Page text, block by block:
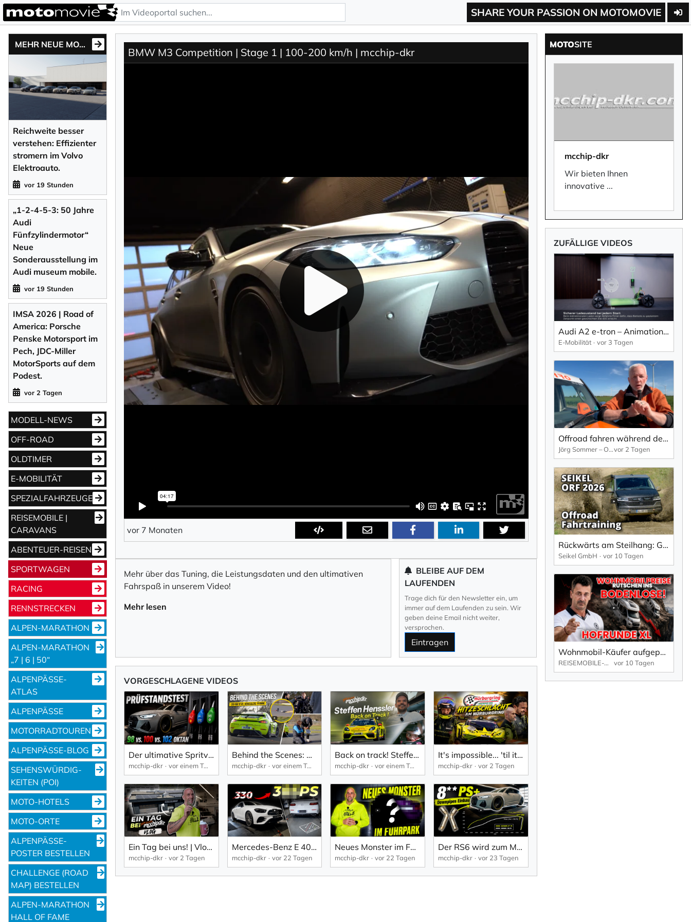
SHARE YOUR PASSION ON MOTOMOVIE
MEHR NEUE MOTONEWS
Reichweite besser
verstehen: Effizienter
stromern im Volvo
Elektroauto.
vor 19 Stunden
„1-2-4-5-3: 50 Jahre
Audi
Fünfzylindermotor“
Neue
Sonderausstellung im
Audi museum mobile.
vor 19 Stunden
IMSA 2026 | Road of
America: Porsche
Penske Motorsport im
Pech, JDC-Miller
MotorSports auf dem
Podest.
vor 2 Tagen
MODELL-NEWS
OFF-ROAD
OLDTIMER
E-MOBILITÄT
SPEZIALFAHRZEUGE
REISEMOBILE |
CARAVANS
ABENTEUER-REISEN
SPORTWAGEN
RACING
RENNSTRECKEN
ALPEN-MARATHON
ALPEN-MARATHON
„7 | 6 | 50“
ALPENPÄSSE-
ATLAS
ALPENPÄSSE
MOTORRADTOUREN
ALPENPÄSSE-BLOG
SEHENS­WÜRDIG­
KEITEN (POI)
MOTO-HOTELS
MOTO-ORTE
ALPENPÄSSE-
POSTER BESTELLEN
CHALLENGE (ROAD
MAP) BESTELLEN
ALPEN-MARATHON
HALL OF FAME
BMW M3 Competition | Stage 1 | 100-200 km/h | mcchip-dkr
vor 7 Monaten
Mehr über das Tuning, die Leistungsdaten und den ultimativen
Fahrspaß in unserem Video!
Mehr lesen
BLEIBE AUF DEM
LAUFENDEN
Trage dich für den Newsletter ein, um
immer auf dem Laufenden zu sein. Wir
geben deine Email nicht weiter,
versprochen.
Eintragen
VORGESCHLAGENE VIDEOS
Der ultimative Spritvergleich | Antworten auf dem Prüfstand | Audi RS6 Projekt Teil 5 | mcchip-dkr
mcchip-dkr vor einem Tag
Behind the Scenes: Unser Porsche Cayman GT4 im Steffen Henssler Werbespot | mcchip-dkr
mcchip-dkr vor einem Tag
Back on track! Steffen Henssler zurück auf dem Nürburgring | mcchip-dkr
mcchip-dkr vor einem Tag
It's impossible... 'til it's done !!! | NLS 6 | mcchip-dkr
mcchip-dkr vor 2 Tagen
Ein Tag bei uns! | Vlog Montag | mcchip-dkr
mcchip-dkr vor 2 Tagen
Mercedes-Benz E 400 Diesel | Stage 1 | 100-200 km/h | mcchip-dkr
mcchip-dkr vor 22 Tagen
Neues Monster im Fuhrpark !!! ;) | mcchip-dkr
mcchip-dkr vor 22 Tagen
Der RS6 wird zum Monster! Stage 2 & Downpipes | Audi RS6 4.0 TFSI Projektauto Teil 4 | mcchip-dkr
mcchip-dkr vor 23 Tagen
MOTOSITE
mcchip-dkr
Wir bieten Ihnen
innovative ...
ZUFÄLLIGE VIDEOS
Audi A2 e-tron – Animation zu Batterietechnologie und bidirektionales Laden.
E-Mobilität vor 3 Tagen
Offroad fahren während des 24h Nürburgring – mitten im Wahnsinn
Jörg Sommer – OFFROADWERKvor 2 Tagen
Rückwärts am Steilhang: Grenzen austesten beim SEIKEL Offroad-Fahrtraining 2026
Seikel GmbH vor 10 Tagen
Wohnmobil-Käufer aufgepasst: Jetzt beginnt die spannendste Phase!
REISEMOBILE-MKK.DE vor 10 Tagen